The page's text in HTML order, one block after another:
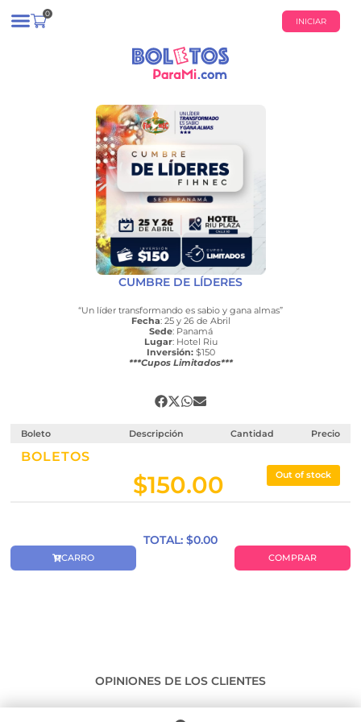
0
INICIAR
CUMBRE DE LÍDERES
“Un líder transformando es sabio y gana almas”
Fecha: 25 y 26 de Abril
Sede: Panamá
Lugar: Hotel Riu
Inversión:$150
***Cupos Limitados***
Boleto Descripción Cantidad Precio
BOLETOS
$150.00 Out of stock
TOTAL: $0.00
CARRO COMPRAR
OPINIONES DE LOS CLIENTES